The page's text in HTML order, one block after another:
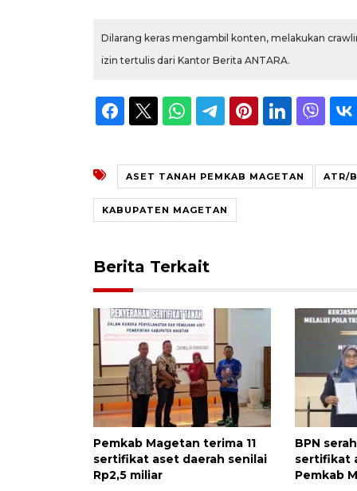
Dilarang keras mengambil konten, melakukan
izin tertulis dari Kantor Berita ANTARA.
ASET TANAH PEMKAB MAGETAN ATR/
KABUPATEN MAGETAN
Berita Terkait
Pemkab Magetan terima 11
sertifikat aset daerah senilai
Rp2,5 miliar
BPN
sertifikat
Pemkab